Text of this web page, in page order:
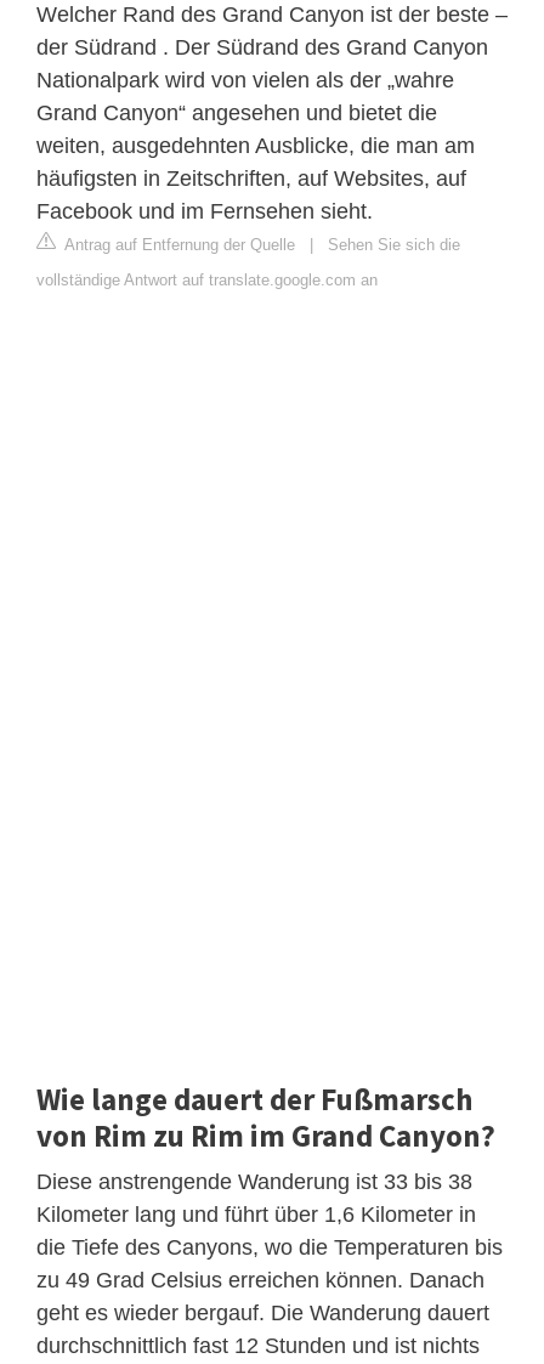
Welcher Rand des Grand Canyon ist der beste –
der Südrand . Der Südrand des Grand Canyon
Nationalpark wird von vielen als der „wahre
Grand Canyon“ angesehen und bietet die
weiten, ausgedehnten Ausblicke, die man am
häufigsten in Zeitschriften, auf Websites, auf
Facebook und im Fernsehen sieht.
Antrag auf Entfernung der Quelle | Sehen Sie sich die
vollständige Antwort auf translate.google.com an
Wie lange dauert der Fußmarsch
von Rim zu Rim im Grand Canyon?
Diese anstrengende Wanderung ist 33 bis 38
Kilometer lang und führt über 1,6 Kilometer in
die Tiefe des Canyons, wo die Temperaturen bis
zu 49 Grad Celsius erreichen können. Danach
geht es wieder bergauf. Die Wanderung dauert
durchschnittlich fast 12 Stunden und ist nichts